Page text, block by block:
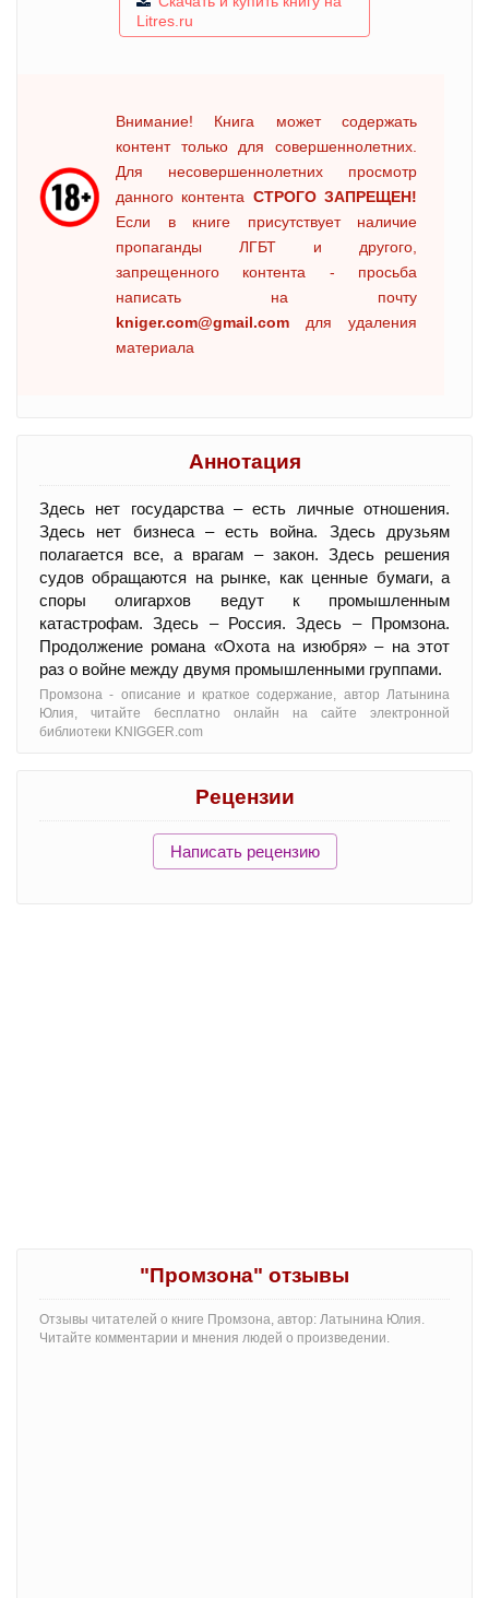
Litres.ru
Внимание! Книга может содержать
контент только для совершеннолетних.
Для несовершеннолетних просмотр
данного контента СТРОГО ЗАПРЕЩЕН!
Если в книге присутствует наличие
пропаганды ЛГБТ и другого,
запрещенного контента - просьба
написать на почту
kniger.com@gmail.com для удаления
материала
Аннотация
Здесь нет государства – есть личные отношения.
Здесь нет бизнеса – есть война. Здесь друзьям
полагается все, а врагам – закон. Здесь решения
судов обращаются на рынке, как ценные бумаги, а
споры олигархов ведут к промышленным
катастрофам. Здесь – Россия. Здесь – Промзона.
Продолжение романа «Охота на изюбря» – на этот
раз о войне между двумя промышленными группами.
Промзона - oписание и краткое содержание, автор Латынина
Юлия, читайте бесплатно онлайн на сайте электронной
библиотеки KNIGGER.com
Рецензии
Написать рецензию
"Промзона" отзывы
Отзывы читателей о книге Промзона, автор: Латынина Юлия.
Читайте комментарии и мнения людей о произведении.